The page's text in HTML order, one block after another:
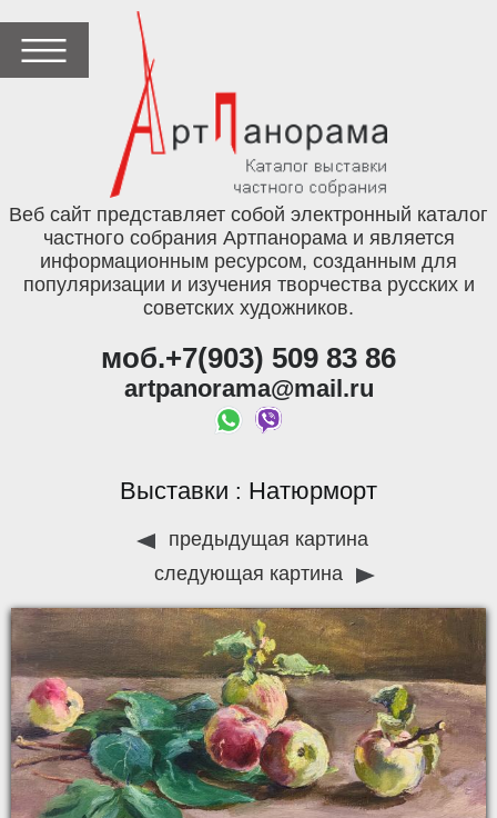
Веб сайт представляет собой электронный каталог
частного собрания Артпанорама и является
информационным ресурсом, созданным для
популяризации и изучения творчества русских и
советских художников.
моб.+7(903) 509 83 86
artpanorama@mail.ru
Выставки : Натюрморт
предыдущая картина
следующая картина